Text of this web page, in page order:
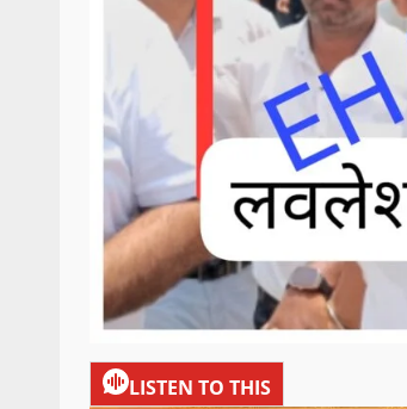
LISTEN TO THIS